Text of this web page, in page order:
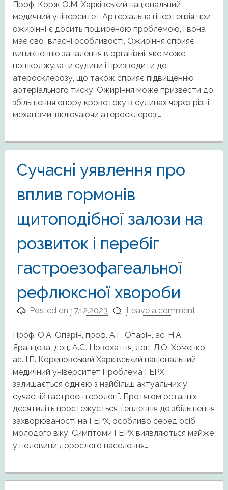
Проф. Корж О.М. Харківський національний
медичний університет Артеріальна гіпертензія при
ожирінні є досить поширеною проблемою, і вона
має свої власні особливості. Ожиріння сприяє
виникненню запалення в організмі, яке може
пошкоджувати судини і призводити до
атеросклерозу, що також сприяє підвищенню
артеріального тиску. Ожиріння може призвести до
збільшення опору кровотоку в судинах через різні
механізми, включаючи атеросклероз,…
Сучасні уявлення про
вплив гормонів
щитоподібної залози на
розвиток і перебіг
гастроезофагеальної
рефлюксної хвороби
Posted on17.12.2023 Leave a comment
Проф. О.А. Опарін, проф. А.Г. Опарін, ас. Н.А.
Яранцева, доц. А.Є. Новохатня, доц. Л.О. Хоменко,
ас. І.П. Кореновський Харківський національний
медичний університет Проблема ГЕРХ
залишається однією з найбільш актуальних у
сучасній гастроентерології. Протягом останніх
десятиліть простежується тенденція до збільшення
захворюваності на ГЕРХ, особливо серед осіб
молодого віку. Симптоми ГЕРХ виявляються майже
у половини дорослого населення….